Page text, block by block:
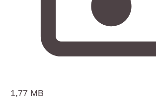
1,77 MB